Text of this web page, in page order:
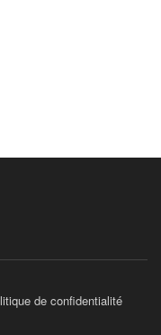
de confidentialité